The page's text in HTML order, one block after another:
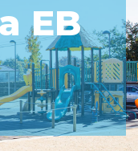
EB